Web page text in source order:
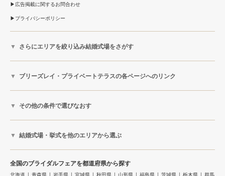
広告掲載に関するお問合わせ
プライバシーポリシー
さらにエリアを絞り込み結婚式場をさがす
ブリーズレイ・プライベートテラスの各ページへのリンク
その他の条件で選びなおす
結婚式場・挙式を他のエリアから選ぶ
全国のブライダルフェアを都道府県から探す
北海道 青森県 岩手県 宮城県 秋田県 山形県 福島県 茨城県 栃木県 群馬